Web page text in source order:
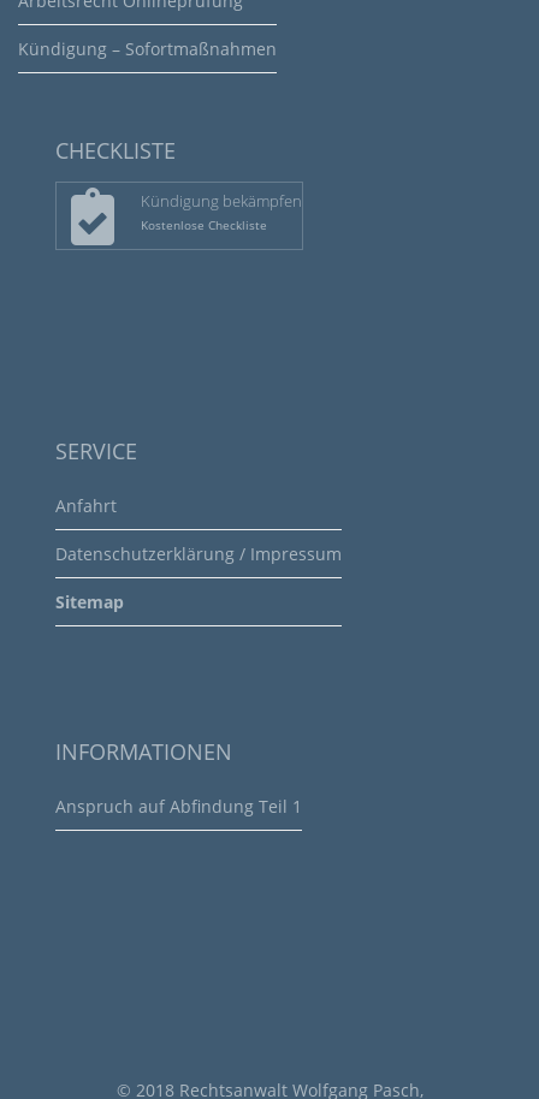
Kündigung – Sofortmaßnahmen
CHECKLISTE
Kündigung bekämpfen
Kostenlose Checkliste
SERVICE
Anfahrt
Datenschutzerklärung / Impressum
Sitemap
INFORMATIONEN
Anspruch auf Abfindung Teil 1
© 2018 Rechtsanwalt Wolfgang Pasch,